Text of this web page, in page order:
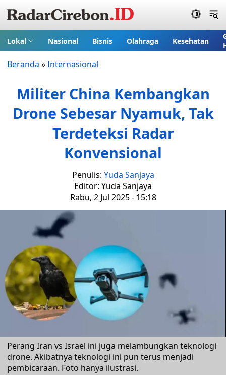
Lokal Nasional Bisnis Olahraga Kesehatan
Beranda »Internasional
Militer China Kembangkan
Drone Sebesar Nyamuk, Tak
Terdeteksi Radar
Konvensional
Penulis: Yuda Sanjaya
Editor: Yuda Sanjaya
Rabu, 2 Jul 2025 - 15:18
Perang Iran vs Israel ini juga melambungkan teknologi
drone. Akibatnya teknologi ini pun terus menjadi
pembicaraan. Foto hanya ilustrasi.